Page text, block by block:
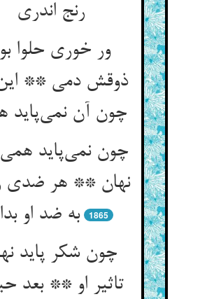
رنج اندری‌‌
ور خوری حلوا
ذوقش دمی ** این
چون آن نمی‌‌پاید همی‌‌
چون نمی‌‌پاید
نهان ** هر ضدی
1865
چون شکر پاید
تاثیر او ** بعد